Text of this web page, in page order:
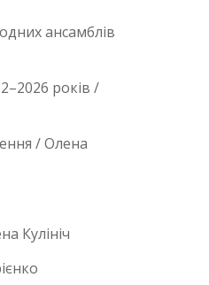
ансамблів
років /
/ Олена
Кулініч